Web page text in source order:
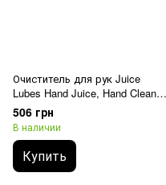
Очиститель для рук Juice
Lubes Hand Juice, Hand Cleaner
500мл
506 грн
В наличии
Купить